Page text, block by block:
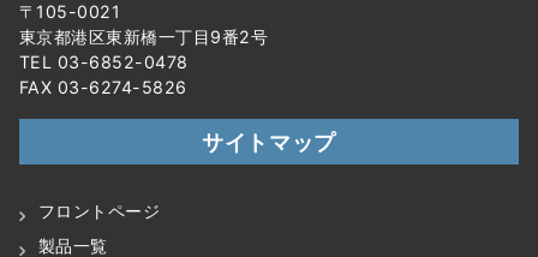
〒105-0021
東京都港区東新橋一丁目9番2号
TEL 03-6852-0478
FAX 03-6274-5826
サイトマップ
フロントページ
製品一覧